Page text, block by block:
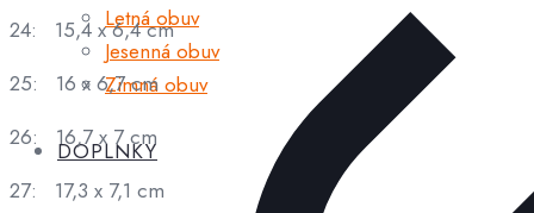
Letná obuv
Jesenná obuv
Zimná obuv
DOPLNKY
24: 15,4 x 6,4 cm
25: 16 x 6,7 cm
26: 16,7 x 7 cm
27: 17,3 x 7,1 cm